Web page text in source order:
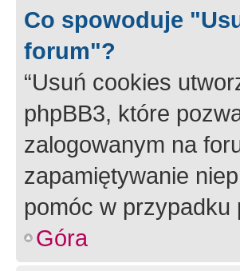
Co spowoduje
forum"?
“Usuń cookies
phpBB3, które
zalogowanym na
zapamiętywanie
pomóc w przypadku
Góra